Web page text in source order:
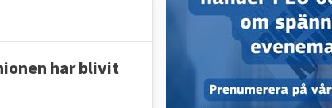
har blivit